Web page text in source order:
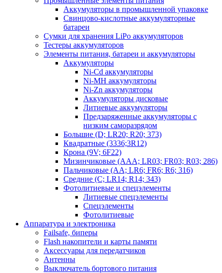
Аккумуляторы в промышленной упаковке
Свинцово-кислотные аккумуляторные
батареи
Сумки для хранения LiPo аккумуляторов
Тестеры аккумуляторов
Элементы питания, батареи и аккумуляторы
Аккумуляторы
Ni-Cd аккумуляторы
Ni-MH аккумуляторы
Ni-Zn аккумуляторы
Аккумуляторы дисковые
Литиевые аккумуляторы
Предзаряженные аккумуляторы с
низким саморазрядом
Большие (D; LR20; R20; 373)
Квадратные (3336;3R12)
Крона (9V; 6F22)
Мизинчиковые (AAA; LR03; FR03; R03; 286)
Пальчиковые (AA; LR6; FR6; R6; 316)
Средние (C; LR14; R14; 343)
Фотолитиевые и спецэлементы
Литиевые спецэлементы
Спецэлементы
Фотолитиевые
Аппаратура и электроника
Failsafe, биперы
Flash накопители и карты памяти
Аксессуары для передатчиков
Антенны
Выключатель бортового питания